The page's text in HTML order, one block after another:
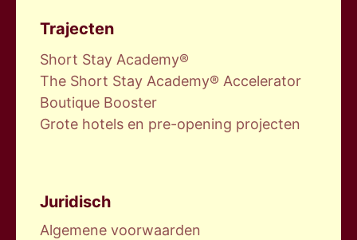
homepage
Trajecten
Short Stay Academy®
The Short Stay Academy® Accelerator
Boutique Booster
Grote hotels en pre-opening projecten
Juridisch
Algemene voorwaarden